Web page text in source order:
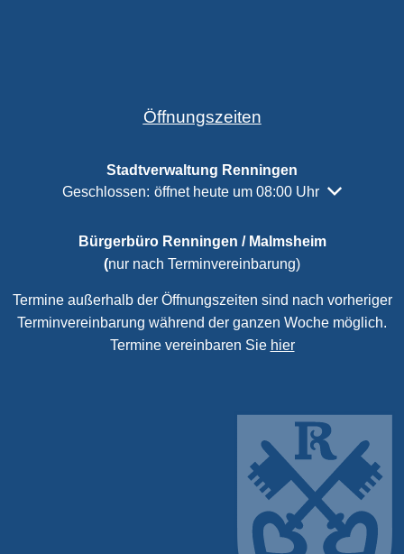
Öffnungszeiten
Stadtverwaltung Renningen
Klicken, um weitere Öffnungs- oder Schließzeiten
Geschlossen: öffnet heute um 08:00 Uhr
Bürgerbüro Renningen / Malmsheim
(nur nach Terminvereinbarung)
Termine außerhalb der Öffnungszeiten sind nach vorheriger
Terminvereinbarung während der ganzen Woche möglich.
Termine vereinbaren Sie hier